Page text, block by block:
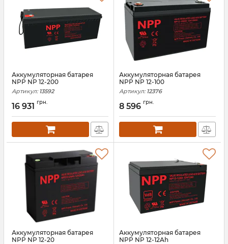
Аккумуляторная батарея
NPP NP 12-200
Артикул: 13592
16 931 грн.
Аккумуляторная батарея
NPP NP 12-100
Артикул: 12376
8 596 грн.
Аккумуляторная батарея
NPP NP 12-20
Аккумуляторная батарея
NPP NP 12-12Ah